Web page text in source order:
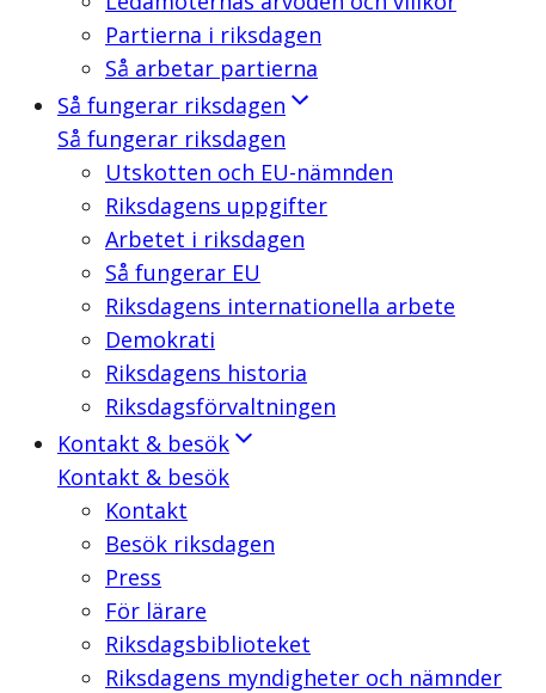
Partierna i riksdagen
Så arbetar partierna
Så fungerar riksdagen
Så fungerar riksdagen
Utskotten och EU-nämnden
Riksdagens uppgifter
Arbetet i riksdagen
Så fungerar EU
Riksdagens internationella arbete
Demokrati
Riksdagens historia
Riksdagsförvaltningen
Kontakt & besök
Kontakt & besök
Kontakt
Besök riksdagen
Press
För lärare
Riksdagsbiblioteket
Riksdagens myndigheter och nämnder